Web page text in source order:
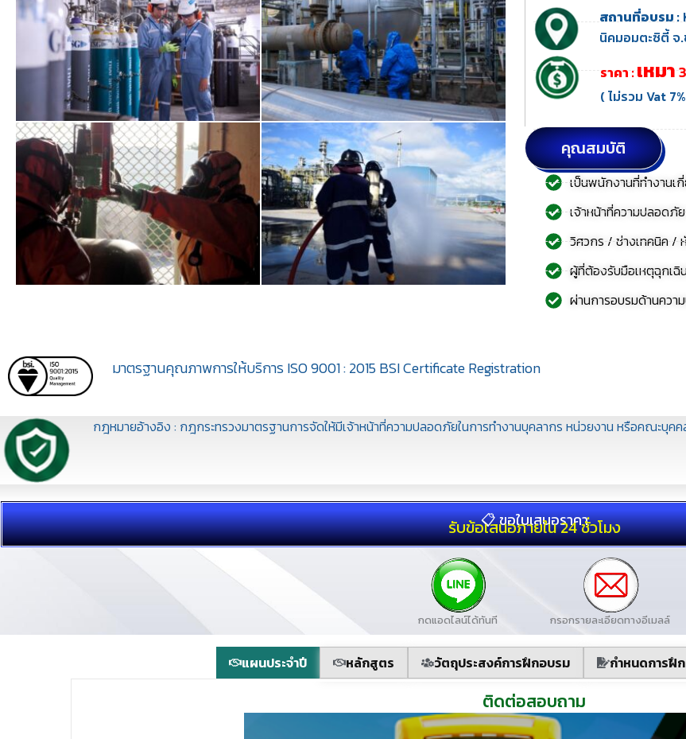
สถานที่อบรม :
นิคมอมตะซิตี้ จ
ราคา :เหมา
( ไม่รวม Vat
คุณสมบัติ
เป็นพนักงานที่ทำงานเ
เจ้าหน้าที่ความปลอด
วิศวกร / ช่างเทคนิค /
ผู้ที่ต้องรับมือเหตุฉุกเฉิ
ผ่านการอบรมด้านควา
มาตรฐานคุณภาพการให้บริการ ISO 9001 : 2015 BSI Certificate Registration
กฎหมายอ้างอิง : กฎกระทรวงมาตรฐานการจัดให้มีเจ้าหน้าที่ความปลอดภัยในการทำงานบุคลากร หน่วยงาน หรือคณะบุ
📋 ขอใบเสนอราคา
รับข้อเสนอภายใน 24 ชั่วโมง
กดแอดไลน์ได้ทันที กรอกรายละเอียดทางอีเมลล์
แผนประจำปี หลักสูตร วัตถุประสงค์การฝึกอบรม กำหนดการฝึ
ติดต่อสอบถาม